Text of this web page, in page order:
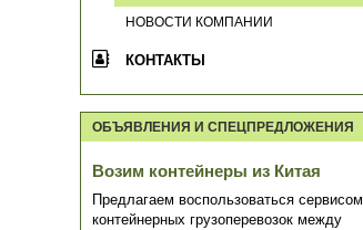
НОВОСТИ КОМПАНИИ
КОНТАКТЫ
ОБЪЯВЛЕНИЯ И СПЕЦПРЕДЛОЖЕНИЯ
Возим контейнеры из Китая
Предлагаем воспользоваться сервисом
контейнерных грузоперевозок между